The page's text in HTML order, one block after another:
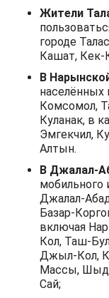
Жители
городе
Кашат, Кек-
В
населённых
Комсомол,
Куланак, в
Эмгекчил,
Алтын.
В Джалал-
мобильного
Джалал-
Базар-
включая
Кол, Таш-
Джыл-Кол,
Массы,
Сай;